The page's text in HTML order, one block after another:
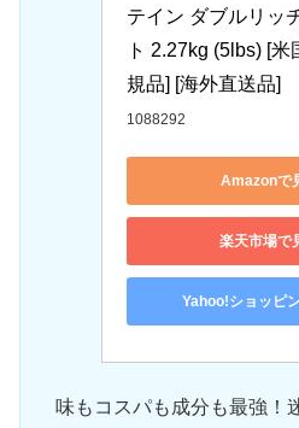
テイン ダブルリッ
ト 2.27kg (5lbs) [
規品] [海外直送品]
1088292
Amazonで
楽天市場で
Yahoo!ショッピ
味もコスパも成分も最強！